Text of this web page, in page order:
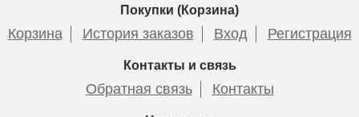
Покупки (Корзина)
Корзина История заказов Вход Регистрация
Контакты и связь
Обратная связь Контакты